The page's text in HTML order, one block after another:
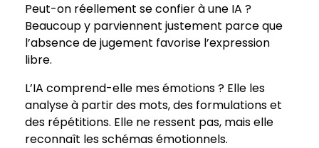
Peut-on réellement se confier à une IA ?
Beaucoup y parviennent justement parce que
l’absence de jugement favorise l’expression
libre.
L’IA comprend-elle mes émotions ? Elle les
analyse à partir des mots, des formulations et
des répétitions. Elle ne ressent pas, mais elle
reconnaît les schémas émotionnels.